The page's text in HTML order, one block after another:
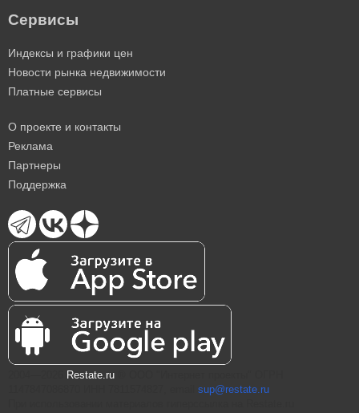
Сервисы
Индексы и графики цен
Новости рынка недвижимости
Платные сервисы
О проекте и контакты
Реклама
Партнеры
Поддержка
Restate.ru
sup@restate.ru